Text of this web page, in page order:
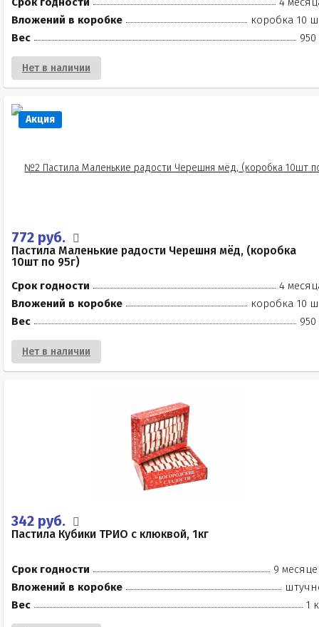
Вложений в коробке
коробка 10
Вес
950
Нет в наличии
Акция
772 руб.
Пастила Маленькие радости Черешня мёд, (коробка
10шт по 95г)
Срок годности
4
Вложений в коробке
коробка 10
Вес
950
Нет в наличии
342 руб.
Пастила Кубики ТРИО с клюквой, 1кг
Срок годности
9
Вложений в коробке
Вес
1